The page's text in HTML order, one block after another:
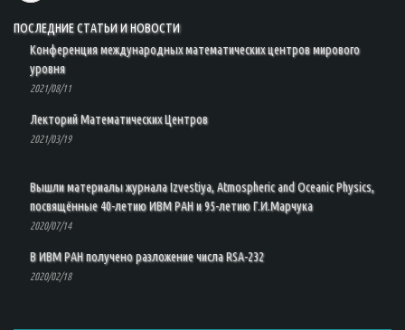
ПОСЛЕДНИЕ СТАТЬИ И НОВОСТИ
Конференция международных математических центров мирового
уровня
2021/08/11
Лекторий Математических Центров
2021/03/19
Вышли материалы журнала Izvestiya, Atmospheric and Oceanic Physics,
посвящённые 40-летию ИВМ РАН и 95-летию Г.И.Марчука
2020/07/14
В ИВМ РАН получено разложение числа RSA-232
2020/02/18